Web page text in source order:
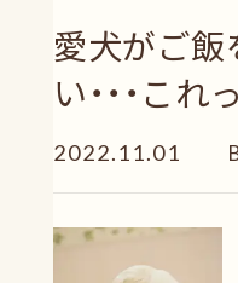
愛犬がご飯
い・・・こ
2022.11.01